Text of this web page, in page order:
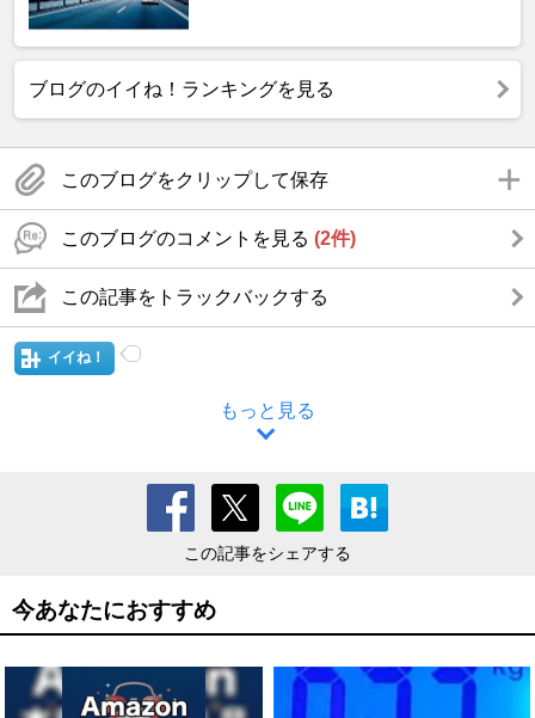
ブログのイイね！ランキングを見る
このブログをクリップして保存
このブログのコメントを見る (2件)
この記事をトラックバックする
イイね！
もっと見る
この記事をシェアする
今あなたにおすすめ